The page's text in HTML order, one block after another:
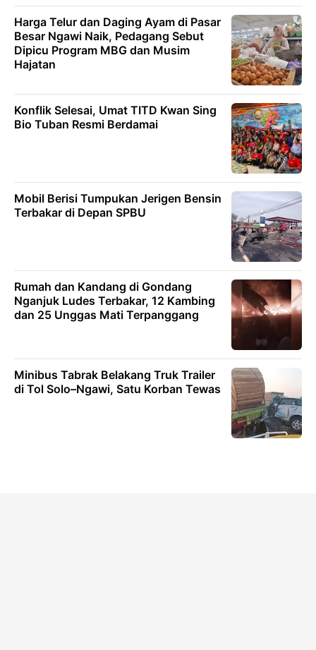
Harga Telur dan Daging Ayam di Pasar
Besar Ngawi Naik, Pedagang Sebut
Dipicu Program MBG dan Musim
Hajatan
Konflik Selesai, Umat TITD Kwan Sing
Bio Tuban Resmi Berdamai
Mobil Berisi Tumpukan Jerigen Bensin
Terbakar di Depan SPBU
Rumah dan Kandang di Gondang
Nganjuk Ludes Terbakar, 12 Kambing
dan 25 Unggas Mati Terpanggang
Minibus Tabrak Belakang Truk Trailer
di Tol Solo–Ngawi, Satu Korban Tewas